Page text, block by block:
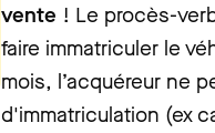
vente ! Le procès-
faire immatriculer le
mois, l’acquéreur ne
d'immatriculation (ex